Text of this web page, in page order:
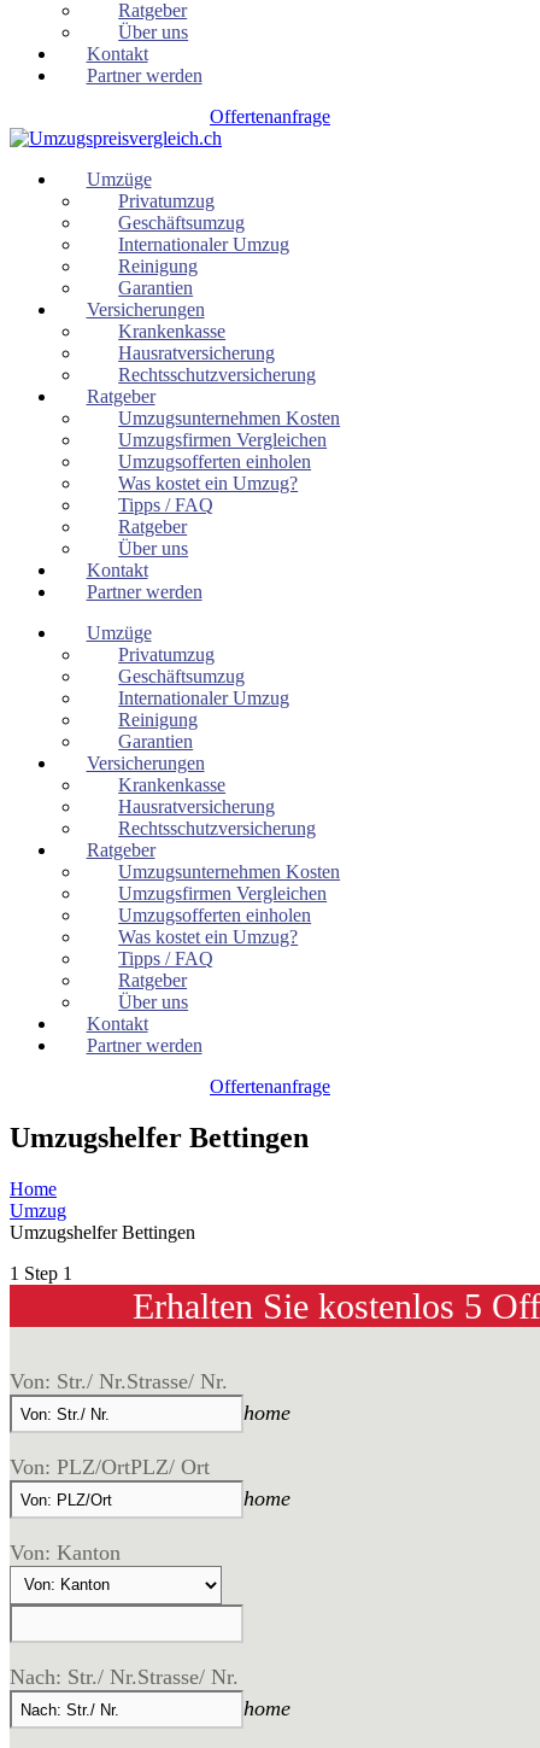
Ratgeber
Über uns
Kontakt
Partner werden
Offertenanfrage
Umzüge
Privatumzug
Geschäftsumzug
Internationaler Umzug
Reinigung
Garantien
Versicherungen
Krankenkasse
Hausratversicherung
Rechtsschutzversicherung
Ratgeber
Umzugsunternehmen Kosten
Umzugsfirmen Vergleichen
Umzugsofferten einholen
Was kostet ein Umzug?
Tipps / FAQ
Ratgeber
Über uns
Kontakt
Partner werden
Umzüge
Privatumzug
Geschäftsumzug
Internationaler Umzug
Reinigung
Garantien
Versicherungen
Krankenkasse
Hausratversicherung
Rechtsschutzversicherung
Ratgeber
Umzugsunternehmen Kosten
Umzugsfirmen Vergleichen
Umzugsofferten einholen
Was kostet ein Umzug?
Tipps / FAQ
Ratgeber
Über uns
Kontakt
Partner werden
Offertenanfrage
Umzugshelfer Bettingen
Home
Umzug
Umzugshelfer Bettingen
1 Step 1
Erhalten Sie kostenlos 5
Von: Str./ Nr.Strasse/ Nr.
home
Von: PLZ/OrtPLZ/ Ort
home
Von: Kanton
Nach: Str./ Nr.Strasse/ Nr.
home